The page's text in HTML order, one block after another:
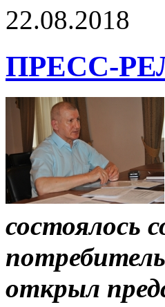
22.08.2018
ПРЕСС-
состоялось
открыл